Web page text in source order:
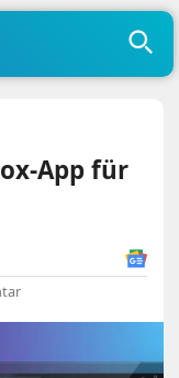
App für